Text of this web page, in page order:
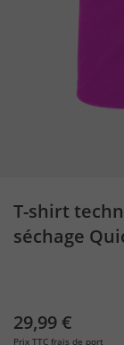
T-shirt
séchage
29,99 €
Prix TTC frais de port